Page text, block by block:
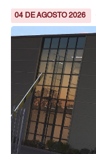
04 DE AGOSTO 2026